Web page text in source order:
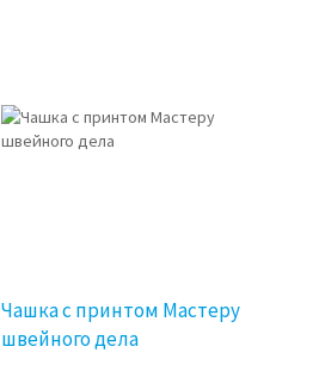
Чашка с принтом Мастеру
швейного дела